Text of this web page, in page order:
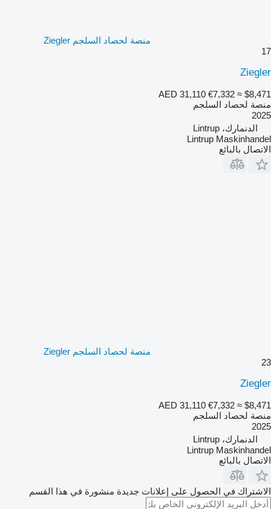
منصة لحصاد السلجم Ziegler
17
Ziegler
AED 31,110 €7,332 ≈ $8,471
منصة لحصاد السلجم
2025
الدنمارك، Lintrup
Lintrup Maskinhandel
الاتصال بالبائع
منصة لحصاد السلجم Ziegler
23
Ziegler
AED 31,110 €7,332 ≈ $8,471
منصة لحصاد السلجم
2025
الدنمارك، Lintrup
Lintrup Maskinhandel
الاتصال بالبائع
الاشتراك في الحصول على إعلانات جديدة منشورة في هذا القسم